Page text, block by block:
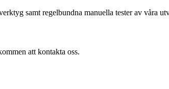
samt regelbundna manuella tester av våra
att kontakta oss.